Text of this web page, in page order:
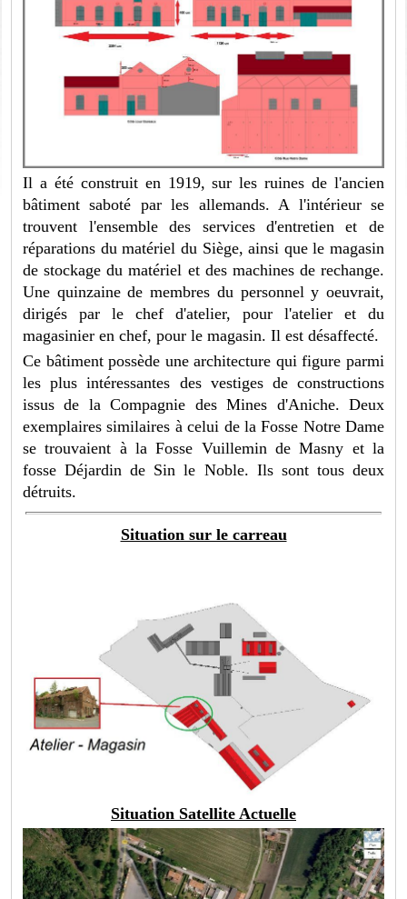
Il a été construit en 1919, sur les ruines de l'ancien
bâtiment saboté par les allemands. A l'intérieur se
trouvent l'ensemble des services d'entretien et de
réparations du matériel du Siège, ainsi que le magasin
de stockage du matériel et des machines de rechange.
Une quinzaine de membres du personnel y oeuvrait,
dirigés par le chef d'atelier, pour l'atelier et du
magasinier en chef, pour le magasin. Il est désaffecté.
Ce bâtiment possède une architecture qui figure parmi
les plus intéressantes des vestiges de constructions
issus de la Compagnie des Mines d'Aniche. Deux
exemplaires similaires à celui de la Fosse Notre Dame
se trouvaient à la Fosse Vuillemin de Masny et la
fosse Déjardin de Sin le Noble. Ils sont tous deux
détruits.
Situation sur le carreau
Situation Satellite Actuelle